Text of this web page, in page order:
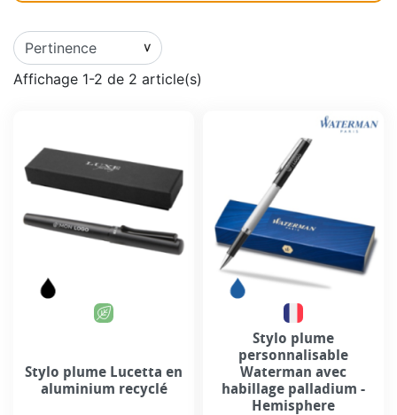
Affichage 1-2 de 2 article(s)
Stylo plume Lucetta en
aluminium recyclé
Stylo plume
personnalisable
Waterman avec
habillage palladium -
Hemisphere